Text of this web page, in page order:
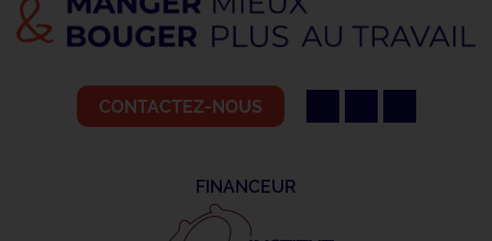
CONTACTEZ-NOUS
FINANCEUR